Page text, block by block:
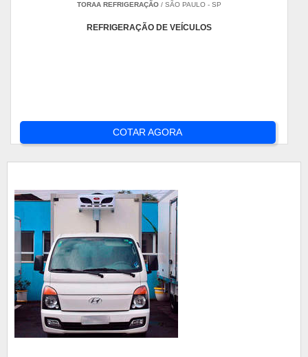
TORAA REFRIGERAÇÃO / SÃO PAULO - SP
REFRIGERAÇÃO DE VEÍCULOS
COTAR AGORA